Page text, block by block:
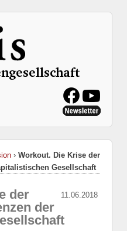
› Workout. Die Krise der
Gesellschaft
11.06.2018
der
der